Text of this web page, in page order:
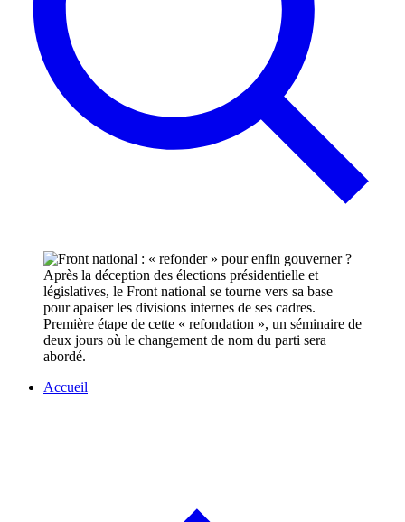
Après la déception des élections présidentielle et
législatives, le Front national se tourne vers sa base
pour apaiser les divisions internes de ses cadres.
Première étape de cette « refondation », un séminaire de
deux jours où le changement de nom du parti sera
abordé.
Accueil